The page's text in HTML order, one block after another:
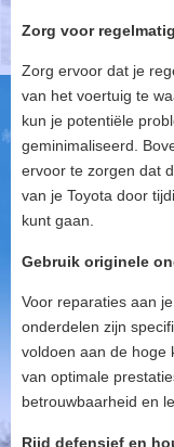
Zorg voor
Zorg ervoor dat je
van het voertuig te
kun je potentiële
geminimaliseerd.
ervoor te zorgen dat
van je Toyota door
kunt gaan.
Gebruik originele
Voor reparaties aan
onderdelen zijn
voldoen aan de hoge
van optimale
betrouwbaarheid en
Rijd defensief en